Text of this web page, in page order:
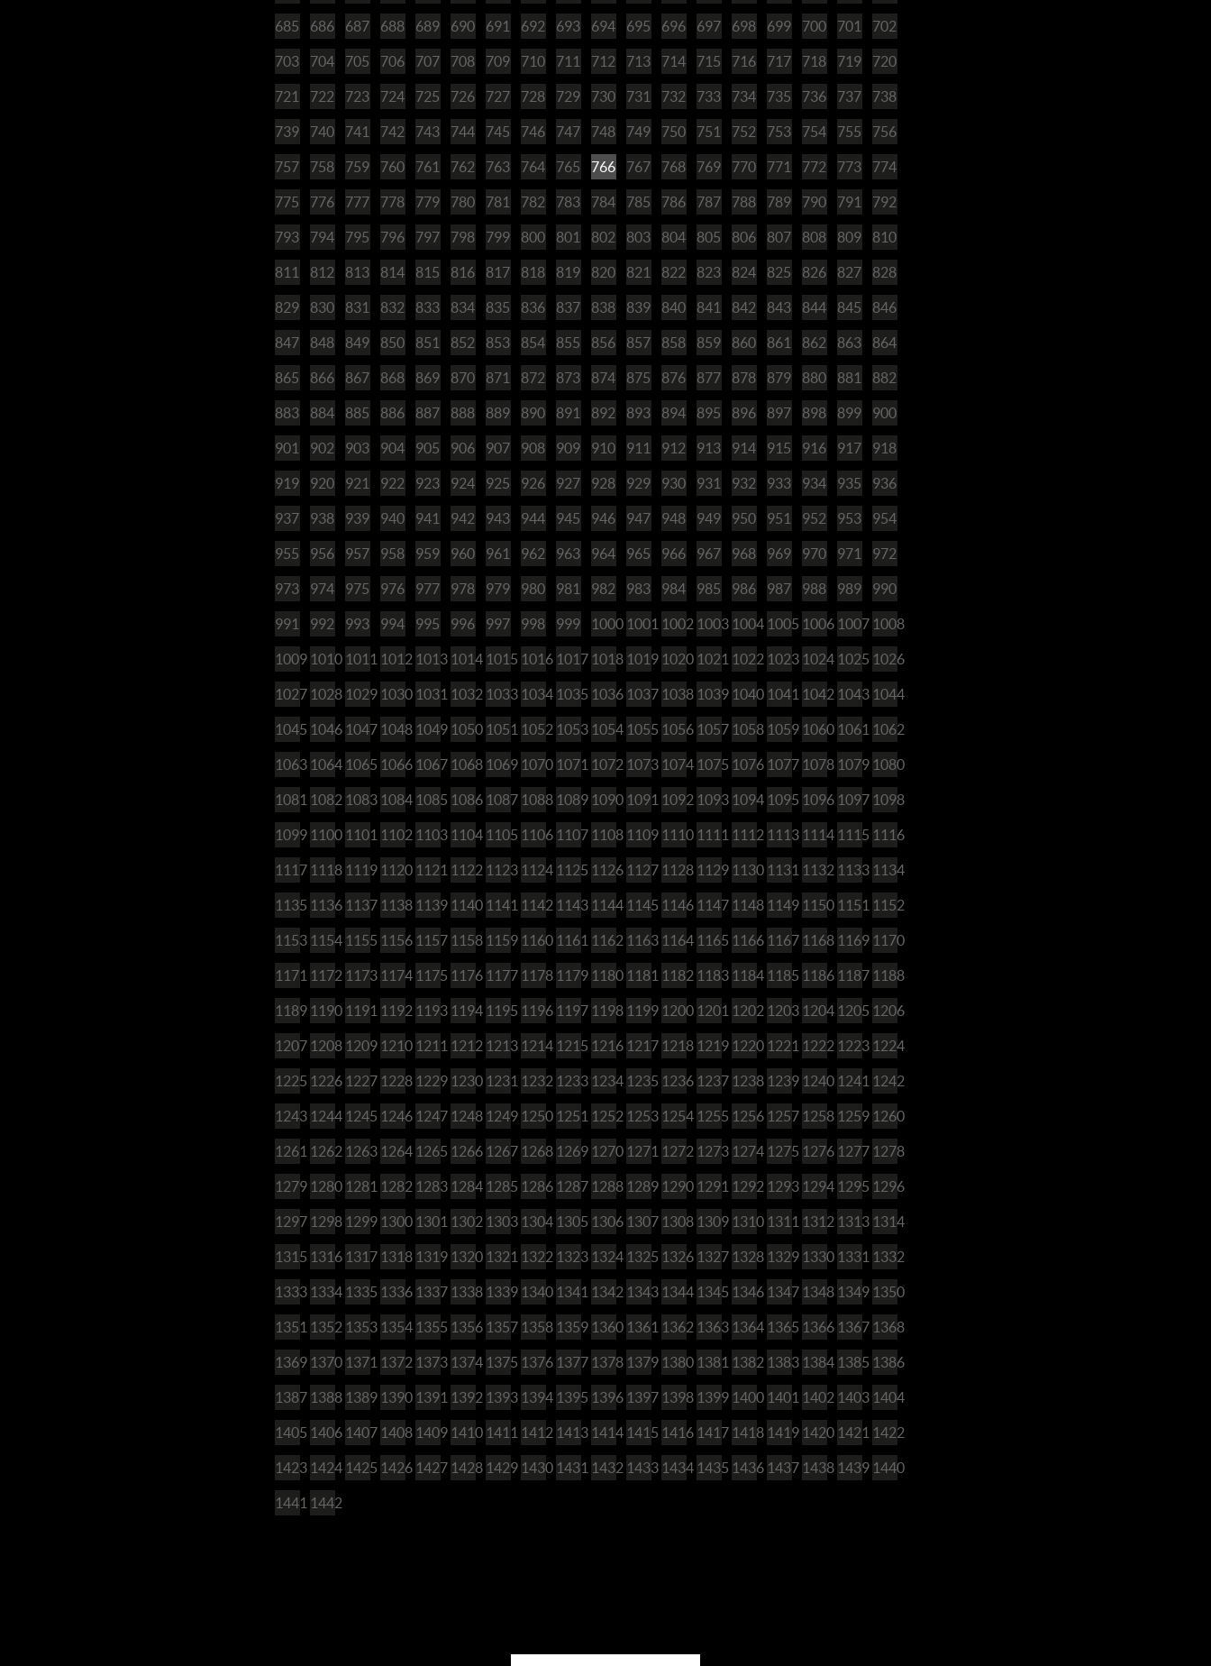
685 686 687 688 689 690 691 692 693 694 695 696 697 698 699 700 701 702
703 704 705 706 707 708 709 710 711 712 713 714 715 716 717 718 719 720
721 722 723 724 725 726 727 728 729 730 731 732 733 734 735 736 737 738
739 740 741 742 743 744 745 746 747 748 749 750 751 752 753 754 755 756
757 758 759 760 761 762 763 764 765 766 767 768 769 770 771 772 773 774
775 776 777 778 779 780 781 782 783 784 785 786 787 788 789 790 791 792
793 794 795 796 797 798 799 800 801 802 803 804 805 806 807 808 809 810
811 812 813 814 815 816 817 818 819 820 821 822 823 824 825 826 827 828
829 830 831 832 833 834 835 836 837 838 839 840 841 842 843 844 845 846
847 848 849 850 851 852 853 854 855 856 857 858 859 860 861 862 863 864
865 866 867 868 869 870 871 872 873 874 875 876 877 878 879 880 881 882
883 884 885 886 887 888 889 890 891 892 893 894 895 896 897 898 899 900
901 902 903 904 905 906 907 908 909 910 911 912 913 914 915 916 917 918
919 920 921 922 923 924 925 926 927 928 929 930 931 932 933 934 935 936
937 938 939 940 941 942 943 944 945 946 947 948 949 950 951 952 953 954
955 956 957 958 959 960 961 962 963 964 965 966 967 968 969 970 971 972
973 974 975 976 977 978 979 980 981 982 983 984 985 986 987 988 989 990
991 992 993 994 995 996 997 998 999 1000 1001 1002 1003 1004 1005 1006 1007 1008
1009 1010 1011 1012 1013 1014 1015 1016 1017 1018 1019 1020 1021 1022 1023 1024 1025 1026
1027 1028 1029 1030 1031 1032 1033 1034 1035 1036 1037 1038 1039 1040 1041 1042 1043 1044
1045 1046 1047 1048 1049 1050 1051 1052 1053 1054 1055 1056 1057 1058 1059 1060 1061 1062
1063 1064 1065 1066 1067 1068 1069 1070 1071 1072 1073 1074 1075 1076 1077 1078 1079 1080
1081 1082 1083 1084 1085 1086 1087 1088 1089 1090 1091 1092 1093 1094 1095 1096 1097 1098
1099 1100 1101 1102 1103 1104 1105 1106 1107 1108 1109 1110 1111 1112 1113 1114 1115 1116
1117 1118 1119 1120 1121 1122 1123 1124 1125 1126 1127 1128 1129 1130 1131 1132 1133 1134
1135 1136 1137 1138 1139 1140 1141 1142 1143 1144 1145 1146 1147 1148 1149 1150 1151 1152
1153 1154 1155 1156 1157 1158 1159 1160 1161 1162 1163 1164 1165 1166 1167 1168 1169 1170
1171 1172 1173 1174 1175 1176 1177 1178 1179 1180 1181 1182 1183 1184 1185 1186 1187 1188
1189 1190 1191 1192 1193 1194 1195 1196 1197 1198 1199 1200 1201 1202 1203 1204 1205 1206
1207 1208 1209 1210 1211 1212 1213 1214 1215 1216 1217 1218 1219 1220 1221 1222 1223 1224
1225 1226 1227 1228 1229 1230 1231 1232 1233 1234 1235 1236 1237 1238 1239 1240 1241 1242
1243 1244 1245 1246 1247 1248 1249 1250 1251 1252 1253 1254 1255 1256 1257 1258 1259 1260
1261 1262 1263 1264 1265 1266 1267 1268 1269 1270 1271 1272 1273 1274 1275 1276 1277 1278
1279 1280 1281 1282 1283 1284 1285 1286 1287 1288 1289 1290 1291 1292 1293 1294 1295 1296
1297 1298 1299 1300 1301 1302 1303 1304 1305 1306 1307 1308 1309 1310 1311 1312 1313 1314
1315 1316 1317 1318 1319 1320 1321 1322 1323 1324 1325 1326 1327 1328 1329 1330 1331 1332
1333 1334 1335 1336 1337 1338 1339 1340 1341 1342 1343 1344 1345 1346 1347 1348 1349 1350
1351 1352 1353 1354 1355 1356 1357 1358 1359 1360 1361 1362 1363 1364 1365 1366 1367 1368
1369 1370 1371 1372 1373 1374 1375 1376 1377 1378 1379 1380 1381 1382 1383 1384 1385 1386
1387 1388 1389 1390 1391 1392 1393 1394 1395 1396 1397 1398 1399 1400 1401 1402 1403 1404
1405 1406 1407 1408 1409 1410 1411 1412 1413 1414 1415 1416 1417 1418 1419 1420 1421 1422
1423 1424 1425 1426 1427 1428 1429 1430 1431 1432 1433 1434 1435 1436 1437 1438 1439 1440
1441 1442